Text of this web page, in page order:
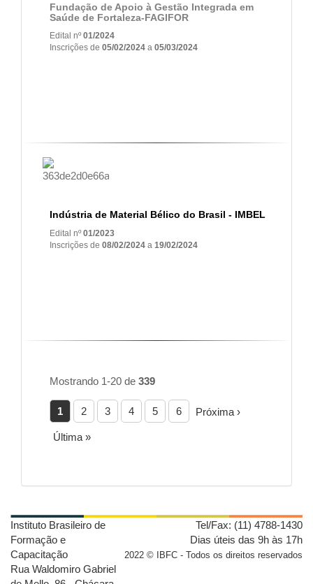
Fundação de Apoio à Gestão Integrada em
Saúde de Fortaleza-FAGIFOR
Edital nº01/2024
Inscrições de 05/02/2024 a 05/03/2024
Indústria de Material Bélico do Brasil - IMBEL
Edital nº01/2023
Inscrições de 08/02/2024 a 19/02/2024
Mostrando 1-20 de 339
1 2 3 4 5 6 Próxima ›
Última »
Tel/Fax: (11) 4788-1430
Dias úteis das 9h às 17h
2022 © IBFC - Todos os direitos reservados
Instituto Brasileiro de
Formação e
Capacitação
Rua Waldomiro Gabriel